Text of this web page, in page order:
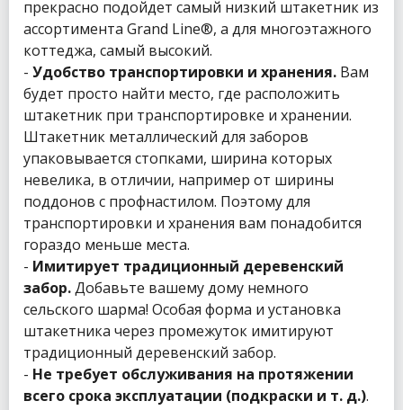
прекрасно подойдет самый низкий штакетник из
ассортимента Grand Line®, а для многоэтажного
коттеджа, самый высокий.
- Удобство транспортировки и хранения. Вам
будет просто найти место, где расположить
штакетник при транспортировке и хранении.
Штакетник металлический для заборов
упаковывается стопками, ширина которых
невелика, в отличии, например от ширины
поддонов с профнастилом. Поэтому для
транспортировки и хранения вам понадобится
гораздо меньше места.
- Имитирует традиционный деревенский
забор.Добавьте вашему дому немного
сельского шарма! Особая форма и установка
штакетника через промежуток имитируют
традиционный деревенский забор.
- Не требует обслуживания на протяжении
всего срока эксплуатации (подкраски и т. д.).